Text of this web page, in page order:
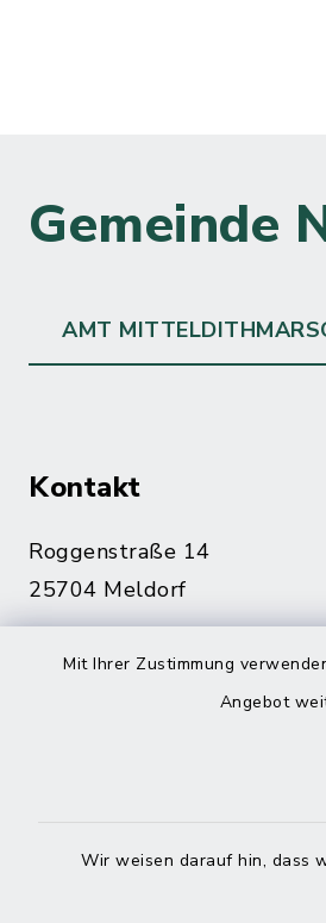
Mit Ihrer Zustimmung
Angebot
Wir weisen darauf hin, dass
Gemeinde
AMT
Kontakt
Roggenstraße 14
25704 Meldorf
04832 6065-215